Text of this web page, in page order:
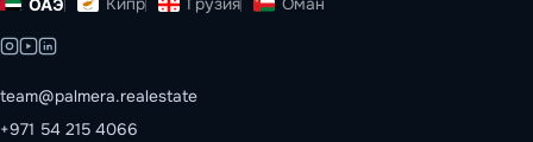
ОАЭ Кипр Грузия Оман
team@palmera.realestate
+971 54 215 4066